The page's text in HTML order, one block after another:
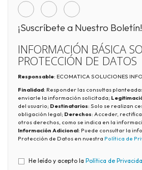
¡Suscríbete a Nuestro Boletín!
INFORMACIÓN BÁSICA
PROTECCIÓN DE DATOS
Responsable: ECOMATICA SOLUCIONES
Finalidad: Responder las consultas
enviarle la información solicitada;
del usuario; Destinatarios: Solo se realizan
obligación legal; Derechos: Acceder,
otros derechos, como se indica en la
Información Adicional: Puede consultar la
Protección de Datos en nuestra Política de
He leído y acepto la Política de